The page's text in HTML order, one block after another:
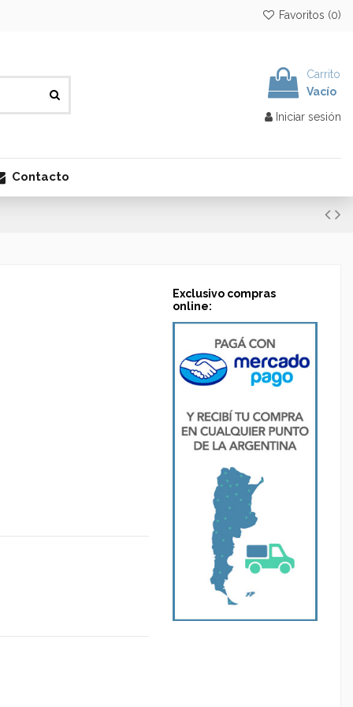
Favoritos (0)
Carrito
Vacío
Iniciar sesión
Contacto
Exclusivo compras
online: